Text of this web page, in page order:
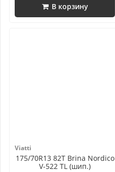
В корзину
Viatti
175/70R13 82T Brina Nordico
V-522 TL (шип.)